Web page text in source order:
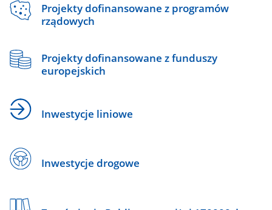
Projekty dofinansowane z programów
rządowych
Projekty dofinansowane z funduszy
europejskich
Inwestycje liniowe
Inwestycje drogowe